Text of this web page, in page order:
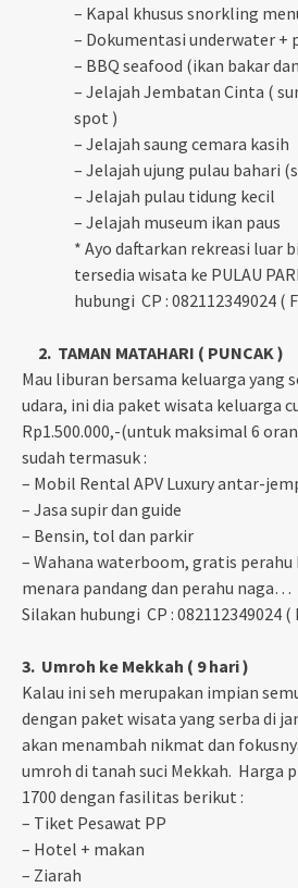
– Kapal khusus snorkling
– Dokumentasi underwater +
– BBQ seafood (ikan bakar
– Jelajah Jembatan Cinta (
spot )
– Jelajah saung cemara kasih
– Jelajah ujung pulau bahari
– Jelajah pulau tidung kecil
– Jelajah museum ikan paus
* Ayo daftarkan rekreasi luar
tersedia wisata ke PULAU
hubungi CP : 082112349024 (
2. TAMAN MATAHARI ( PUNCAK )
Mau liburan bersama keluarga yang
udara, ini dia paket wisata
Rp1.500.000,-(untuk maksimal 6
sudah termasuk :
– Mobil Rental APV Luxury antar-
– Jasa supir dan guide
– Bensin, tol dan parkir
– Wahana waterboom, gratis perahu
menara pandang dan perahu naga…
Silakan hubungi CP : 082112349024 (
3. Umroh ke Mekkah ( 9 hari )
Kalau ini seh merupakan impian
dengan paket wisata yang serba
akan menambah nikmat dan
umroh di tanah suci Mekkah.
1700 dengan fasilitas berikut :
– Tiket Pesawat PP
– Hotel + makan
– Ziarah